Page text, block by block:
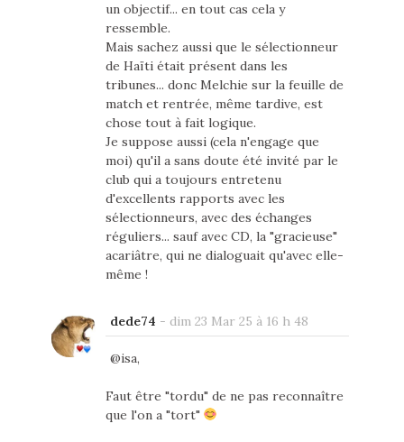
un objectif... en tout cas cela y
ressemble.
Mais sachez aussi que le sélectionneur
de Haïti était présent dans les
tribunes... donc Melchie sur la feuille de
match et rentrée, même tardive, est
chose tout à fait logique.
Je suppose aussi (cela n'engage que
moi) qu'il a sans doute été invité par le
club qui a toujours entretenu
d'excellents rapports avec les
sélectionneurs, avec des échanges
réguliers... sauf avec CD, la "gracieuse"
acariâtre, qui ne dialoguait qu'avec elle-
même !
dede74 - dim 23 Mar 25 à 16 h 48
@isa,
Faut être "tordu" de ne pas reconnaître
que l'on a "tort"